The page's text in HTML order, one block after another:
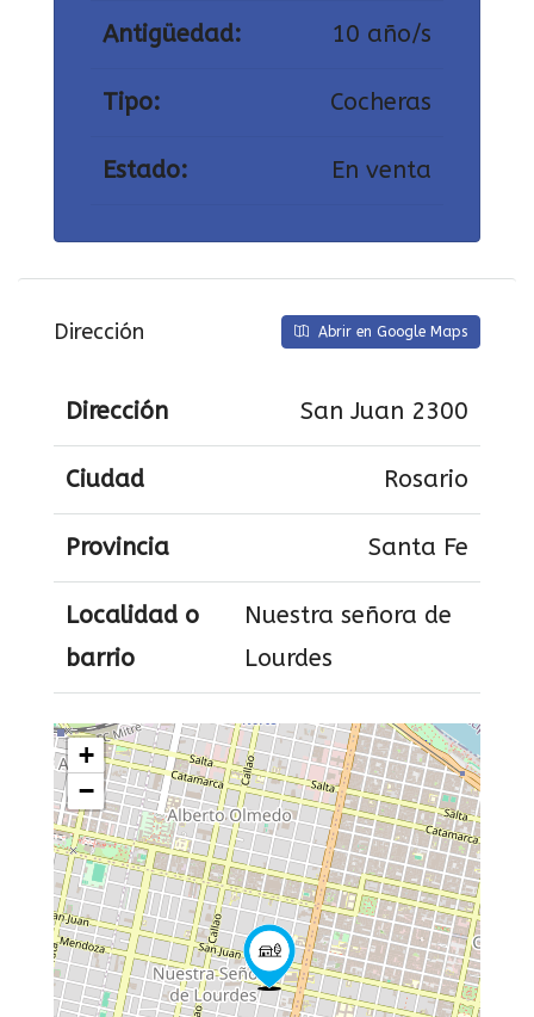
Antigüedad: 10 año/s
Tipo: Cocheras
Estado: En venta
Dirección Abrir en Google Maps
Dirección San Juan 2300
Ciudad Rosario
Provincia Santa Fe
Localidad o
barrio
Nuestra señora de
Lourdes
+
−